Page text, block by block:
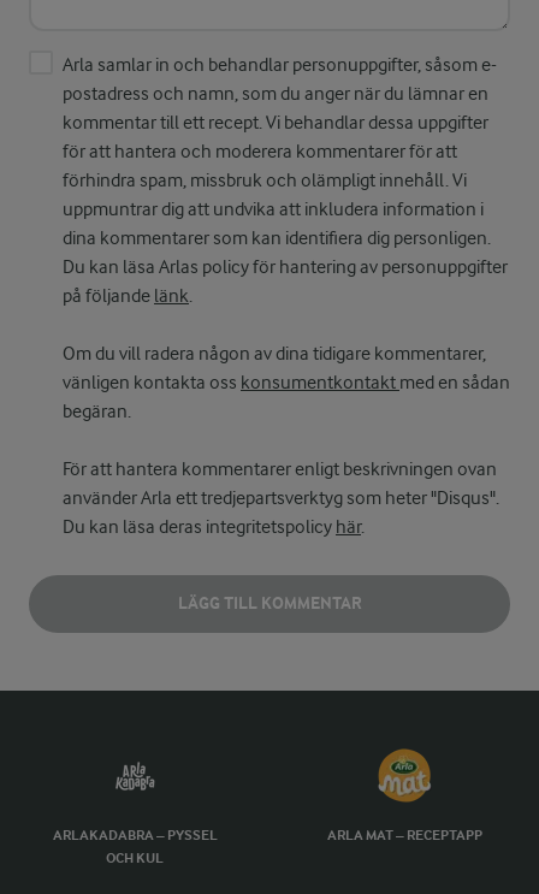
Arla samlar in och behandlar personuppgifter, såsom e-
postadress och namn, som du anger när du lämnar en
kommentar till ett recept. Vi behandlar dessa uppgifter
för att hantera och moderera kommentarer för att
förhindra spam, missbruk och olämpligt innehåll. Vi
uppmuntrar dig att undvika att inkludera information i
dina kommentarer som kan identifiera dig personligen.
Du kan läsa Arlas policy för hantering av personuppgifter
på följande länk.
Om du vill radera någon av dina tidigare kommentarer,
vänligen kontakta oss konsumentkontakt med en sådan
begäran.
För att hantera kommentarer enligt beskrivningen ovan
använder Arla ett tredjepartsverktyg som heter "Disqus".
Du kan läsa deras integritetspolicy här.
LÄGG TILL KOMMENTAR
ARLAKADABRA – PYSSEL
OCH KUL
ARLA MAT – RECEPTAPP